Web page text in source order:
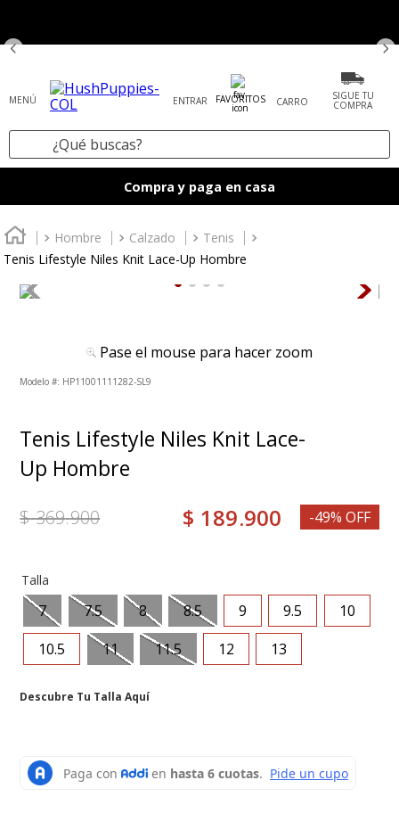
ENTRAR FAVORITOS SIGUE TU
COMPRA
¿Qué buscas?
Compra y paga en casa
Hombre Calzado
Tenis
Tenis Lifestyle Niles Knit Lace-Up Hombre
Pase el mouse para hacer zoom
: HP11001111282-SL9
Tenis Lifestyle Niles Knit Lace-
Up Hombre
$369.900 $ 189.900 -49% OFF
Talla
10
10.5
11 11.5 12 13
7 8
7.5 8.5 9 9.5
Descubre Tu Talla Aquí
1.
tenis mujer
2
zapatos mujer
3 .
zapatos hombre
4.
accesorios
7.
mocasines
10